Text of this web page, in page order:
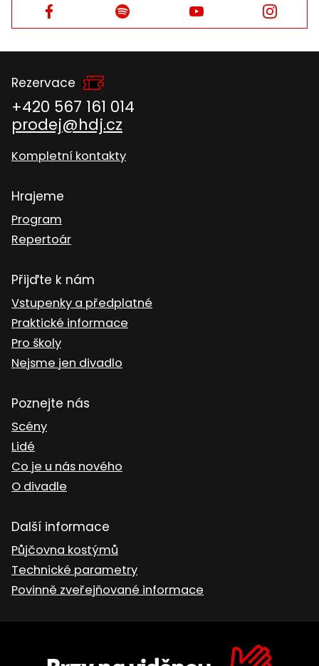
Facebook Facebook Facebook Facebook
Rezervace
+420 567 161 014
prodej@hdj.cz
Kompletní kontakty
Hrajeme
Program
Repertoár
Přijďte k nám
Vstupenky a předplatné
Praktické informace
Pro školy
Nejsme jen divadlo
Poznejte nás
Scény
Lidé
Co je u nás nového
O divadle
Další informace
Půjčovna kostýmů
Technické parametry
Povinně zveřejňované informace